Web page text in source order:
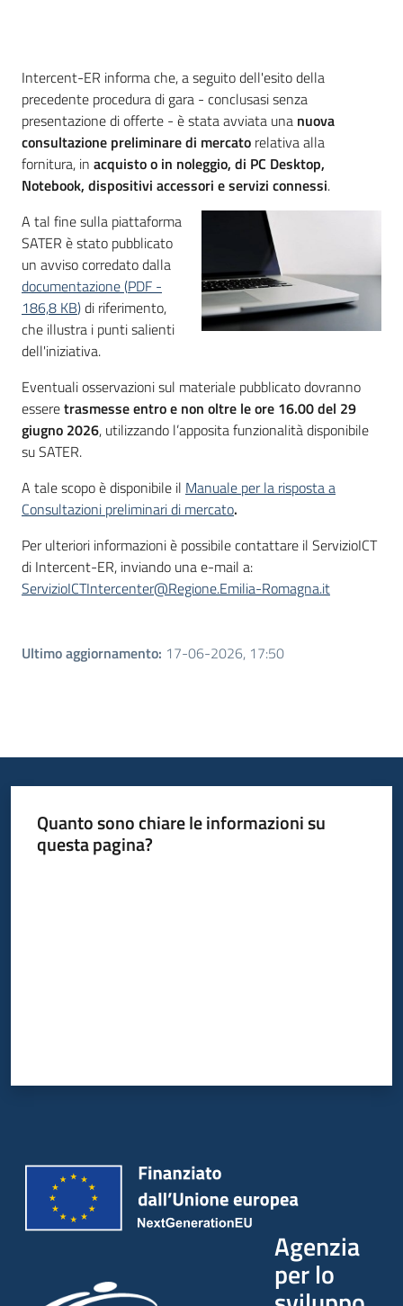
Seguici
su
Introduzione
Intercent-ER informa che, a seguito dell'esito della
precedente procedura di gara - conclusasi senza
presentazione di offerte - è stata avviata una nuova
consultazione preliminare di mercato relativa alla
fornitura, in acquisto o in noleggio, di PC Desktop,
Notebook, dispositivi accessori e servizi connessi.
A tal fine sulla piattaforma
SATER è stato pubblicato
un avviso corredato dalla
documentazione(PDF -
186,8 KB)di riferimento,
che illustra i punti salienti
dell'iniziativa.
Eventuali osservazioni sul materiale pubblicato dovranno
esseretrasmesse entro e non oltre le ore 16.00 del 29
giugno 2026, utilizzando l’apposita funzionalità disponibile
su SATER.
A tale scopo è disponibile il Manuale per la risposta a
Consultazioni preliminari di mercato.
Per ulteriori informazioni è possibile contattare il ServizioICT
di Intercent-ER, inviando una e-mail a:
ServizioICTIntercenter@Regione.Emilia-Romagna.it
Ultimo aggiornamento: 17-06-2026, 17:50
Quanto sono chiare le informazioni su
questa pagina?
Agenzia
per lo